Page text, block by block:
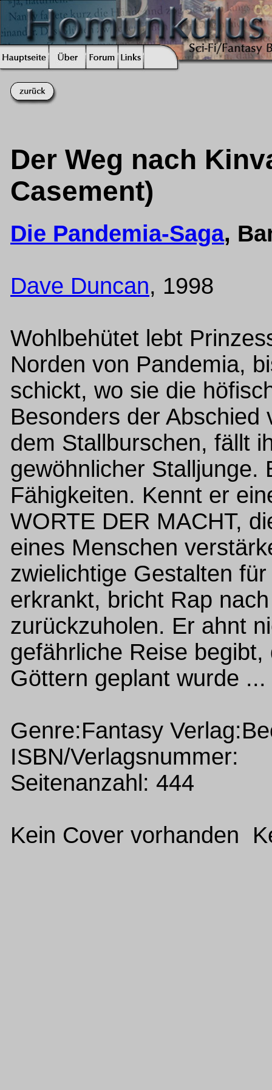
Der Weg nach
Casement)
Die Pandemia-Saga,
Dave Duncan, 1998
Wohlbehütet lebt
Norden von Pandemia,
schickt, wo sie die
Besonders der
dem Stallburschen, fällt
gewöhnlicher Stalljunge.
Fähigkeiten. Kennt er
WORTE DER MACHT,
eines Menschen
zwielichtige Gestalten
erkrankt, bricht Rap
zurückzuholen. Er ahnt
gefährliche Reise
Göttern geplant wurde ...
Genre:Fantasy
ISBN/Verlagsnummer:
Seitenanzahl: 444
Kein Cover vorhanden